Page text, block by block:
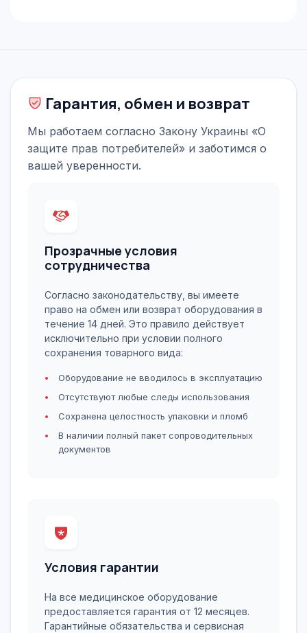
Гарантия, обмен и возврат
Мы работаем согласно Закону Украины «О
защите прав потребителей» и заботимся о
вашей уверенности.
Прозрачные условия
сотрудничества
Согласно законодательству, вы имеете
право на обмен или возврат оборудования в
течение 14 дней. Это правило действует
исключительно при условии полного
сохранения товарного вида:
Оборудование не вводилось в эксплуатацию
Отсутствуют любые следы использования
Сохранена целостность упаковки и пломб
В наличии полный пакет сопроводительных
документов
Условия гарантии
На все медицинское оборудование
предоставляется гарантия от 12 месяцев.
Гарантийные обязательства и сервисная